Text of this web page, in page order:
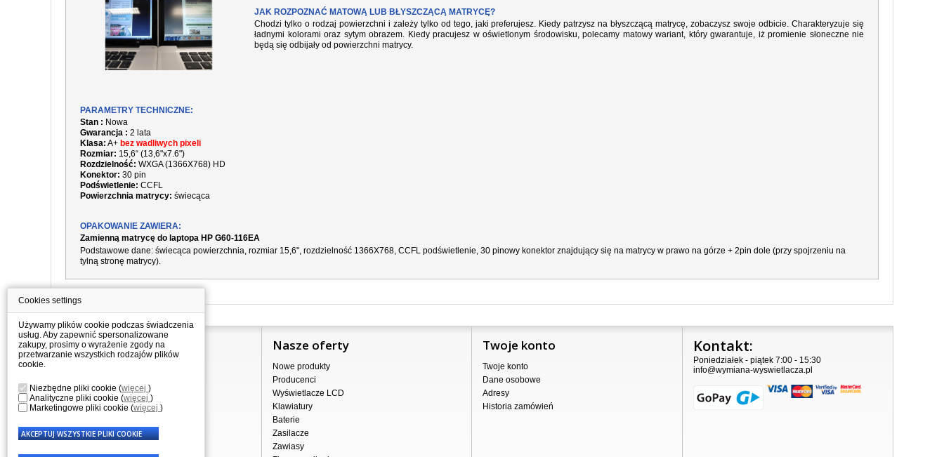
JAK ROZPOZNAĆ MATOWĄ LUB BŁYSZCZĄCĄ MATRYCĘ?
Chodzi tylko o rodzaj powierzchni i zależy tylko od tego, jaki preferujesz. Kiedy patrzysz na błyszczącą matrycę, zobaczysz swoje odbicie. Charakteryzuje się
ładnymi kolorami oraz sytym obrazem. Kiedy pracujesz w oświetlonym środowisku, polecamy matowy wariant, który gwarantuje, iż promienie słoneczne nie
będą się odbijały od powierzchni matrycy.
PARAMETRY TECHNICZNE:
Stan : Nowa
Gwarancja : 2 lata
Klasa: A+ bez wadliwych pixeli
Rozmiar: 15,6“ (13,6"x7.6")
Rozdzielność: WXGA (1366X768) HD
Konektor: 30 pin
Podświetlenie: CCFL
Powierzchnia matrycy: świecąca
OPAKOWANIE ZAWIERA:
Zamienną matrycę do laptopa HP G60-116EA
Podstawowe dane: świecąca powierzchnia, rozmiar 15,6", rozdzielność 1366X768, CCFL podświetlenie, 30 pinowy konektor znajdujący się na matrycy w prawo na górze + 2pin dole (przy spojrzeniu na
tylną stronę matrycy).
Informacje
Sprzedaż hurtowa
Nota prawna
Przetwarzanie danych osobowych
Nasze oferty
Nowe produkty
Producenci
Wyświetlacze LCD
Klawiatury
Baterie
Zasilacze
Zawiasy
Twoje konto
Twoje konto
Dane osobowe
Adresy
Historia zamówień
Kontakt:
Poniedziałek - piątek 7:00 - 15:30
info@wymiana-wyswietlacza.pl
Cookies settings
Używamy plików cookie podczas świadczenia
usług. Aby zapewnić spersonalizowane
zakupy, prosimy o wyrażenie zgody na
przetwarzanie wszystkich rodzajów plików
cookie.
Niezbędne pliki cookie (więcej )
Analityczne pliki cookie (więcej )
Marketingowe pliki cookie (więcej )